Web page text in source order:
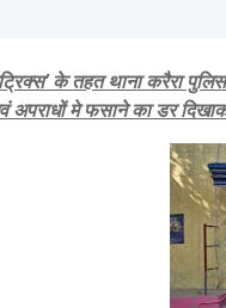
के तहत थाना करैरा पुलिस
अपराधों मे फसाने का डर